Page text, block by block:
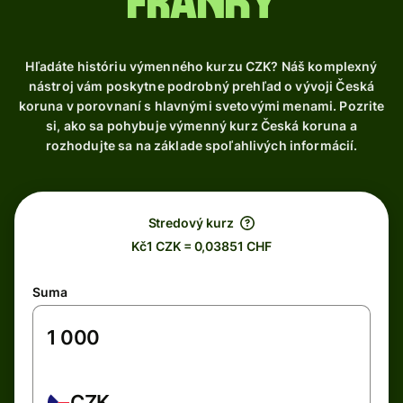
Hľadáte históriu výmenného kurzu CZK? Náš komplexný
nástroj vám poskytne podrobný prehľad o vývoji Česká
koruna v porovnaní s hlavnými svetovými menami. Pozrite
si, ako sa pohybuje výmenný kurz Česká koruna a
rozhodujte sa na základe spoľahlivých informácií.
Stredový kurz
Kč1 CZK = 0,03851 CHF
Suma